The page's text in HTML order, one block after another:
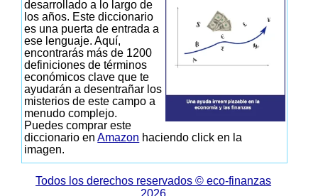
desarrollado a lo largo de
los años. Este diccionario
es una puerta de entrada a
ese lenguaje. Aquí,
encontrarás más de 1200
definiciones de términos
económicos clave que te
ayudarán a desentrañar los
misterios de este campo a
menudo complejo.
Puedes comprar este
diccionario enAmazon haciendo click en la
imagen.
Todos los derechos reservados © eco-finanzas